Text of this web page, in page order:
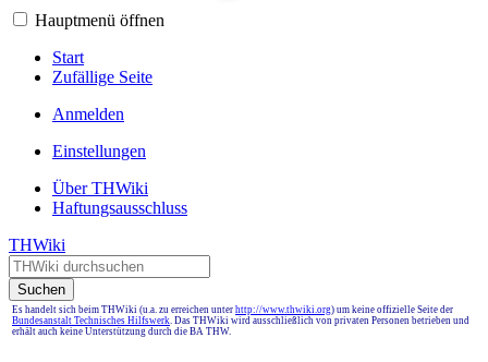
Hauptmenü öffnen
Start
Zufällige Seite
Anmelden
Einstellungen
Über THWiki
Haftungsausschluss
THWiki
Suchen
Es handelt sich beim THWiki (u.a. zu erreichen unter http://www.thwiki.org) um keine offizielle Seite der
Bundesanstalt Technisches Hilfswerk. Das THWiki wird ausschließlich von privaten Personen betrieben und
erhält auch keine Unterstützung durch die BA THW.